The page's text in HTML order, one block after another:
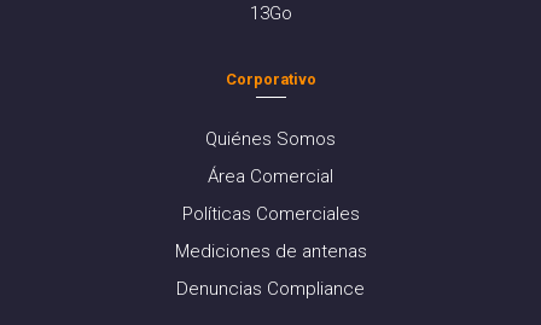
13Go
Corporativo
Quiénes Somos
Área Comercial
Políticas Comerciales
Mediciones de antenas
Denuncias Compliance